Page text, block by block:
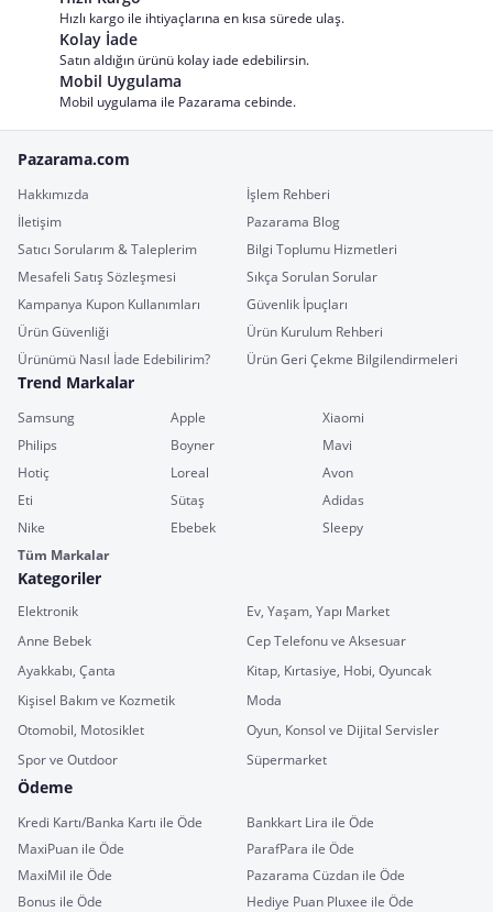
Hızlı kargo ile ihtiyaçlarına en kısa sürede ulaş.
Kolay İade
Satın aldığın ürünü kolay iade edebilirsin.
Mobil Uygulama
Mobil uygulama ile Pazarama cebinde.
Pazarama.com
Hakkımızda
İşlem Rehberi
İletişim
Pazarama Blog
Satıcı Sorularım & Taleplerim
Bilgi Toplumu Hizmetleri
Mesafeli Satış Sözleşmesi
Sıkça Sorulan Sorular
Kampanya Kupon Kullanımları
Güvenlik İpuçları
Ürün Güvenliği
Ürün Kurulum Rehberi
Ürünümü Nasıl İade Edebilirim?
Ürün Geri Çekme Bilgilendirmeleri
Trend Markalar
Samsung Apple
Xiaomi
Philips
Boyner
Mavi
Hotiç
Loreal
Avon
Eti
Sütaş
Adidas
Nike
Ebebek
Sleepy
Tüm Markalar
Kategoriler
Elektronik
Ev, Yaşam, Yapı Market
Anne Bebek
Cep Telefonu ve Aksesuar
Ayakkabı, Çanta
Kitap, Kırtasiye, Hobi, Oyuncak
Kişisel Bakım ve Kozmetik
Moda
Otomobil, Motosiklet
Oyun, Konsol ve Dijital Servisler
Spor ve Outdoor
Süpermarket
Ödeme
Kredi Kartı/Banka Kartı ile Öde
Bankkart Lira ile Öde
MaxiPuan ile Öde
ParafPara ile Öde
MaxiMil ile Öde
Pazarama Cüzdan ile Öde
Bonus ile Öde
Hediye Puan Pluxee ile Öde